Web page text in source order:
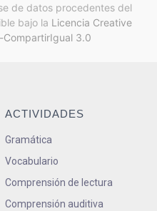
de datos procedentes del
bajo la Licencia Creative
CompartirIgual 3.0
ACTIVIDADES
Gramática
Vocabulario
Comprensión de lectura
Comprensión auditiva